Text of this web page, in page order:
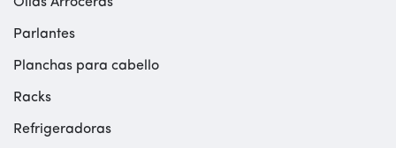
Parlantes
Planchas para cabello
Racks
Refrigeradoras